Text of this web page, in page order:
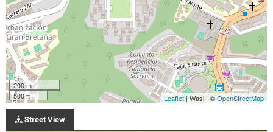
200 m
500 ft
Leaflet| Wasi - ©OpenStreetMap
Street View